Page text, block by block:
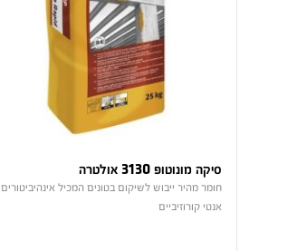
סיקה מונוטופ 3130 אולטרה
חומר מהיר ייבוש לשיקום בטונים המכיל אינהיביטורים
אנטי קורוזיביים